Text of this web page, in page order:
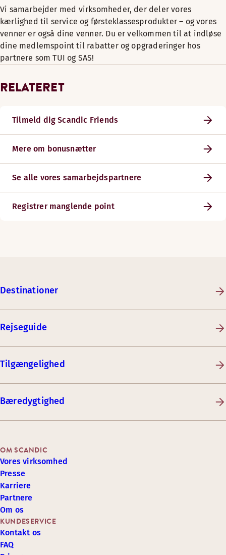
Vi samarbejder med virksomheder, der deler vores
kærlighed til service og førsteklassesprodukter – og vores
venner er også dine venner. Du er velkommen til at indløse
dine medlemspoint til rabatter og opgraderinger hos
partnere som TUI og SAS!
RELATERET
Tilmeld dig Scandic Friends
Mere om bonusnætter
Se alle vores samarbejdspartnere
Registrer manglende point
Destinationer
Rejseguide
Tilgængelighed
Bæredygtighed
KUNDESERVICE
Kontakt os
FAQ
OM SCANDIC
Vores virksomhed
Presse
Karriere
Partnere
Om os